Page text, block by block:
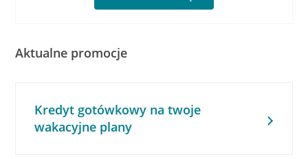
Aktualne promocje
Kredyt gotówkowy na twoje
wakacyjne plany